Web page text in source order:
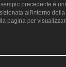
precedente è
all'interno della
pagina per